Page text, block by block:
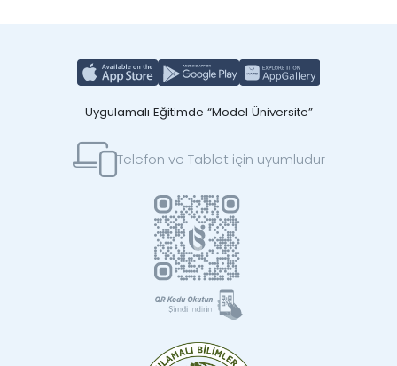
Uygulamalı Eğitimde “Model Üniversite”
Telefon ve Tablet için uyumludur